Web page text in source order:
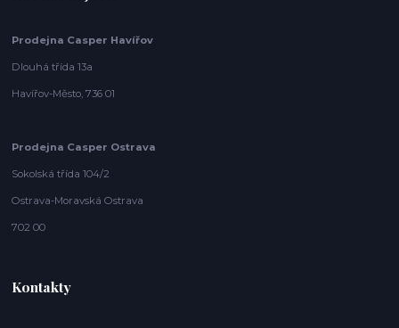
Prodejna Casper Havířov
Dlouhá třída 13a
Havířov-Město, 736 01
Prodejna Casper Ostrava
Sokolská třída 104/2
Ostrava-Moravská Ostrava
702 00
Kontakty